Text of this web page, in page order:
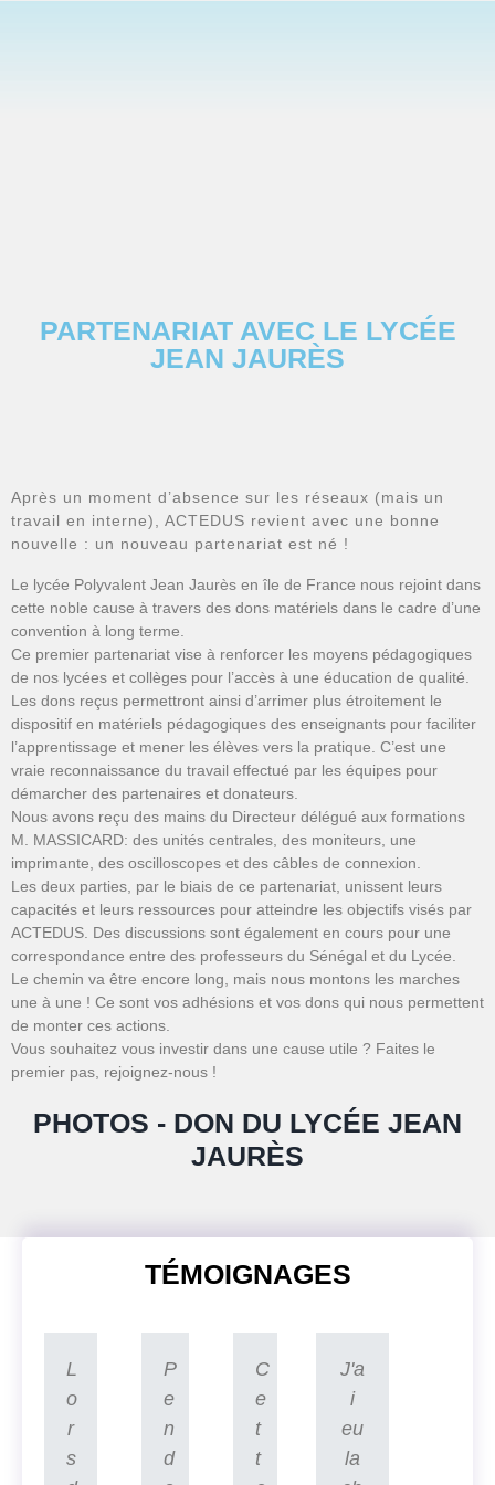
PARTENARIAT AVEC LE LYCÉE
JEAN JAURÈS
Après un moment d’absence sur les réseaux (mais un
travail en interne), ACTEDUS revient avec une bonne
nouvelle : un nouveau partenariat est né !
Le lycée Polyvalent Jean Jaurès en île de France nous rejoint dans
cette noble cause à travers des dons matériels dans le cadre d’une
convention à long terme.
Ce premier partenariat vise à renforcer les moyens pédagogiques
de nos lycées et collèges pour l’accès à une éducation de qualité.
Les dons reçus permettront ainsi d’arrimer plus étroitement le
dispositif en matériels pédagogiques des enseignants pour faciliter
l’apprentissage et mener les élèves vers la pratique. C’est une
vraie reconnaissance du travail effectué par les équipes pour
démarcher des partenaires et donateurs.
Nous avons reçu des mains du Directeur délégué aux formations
M. MASSICARD: des unités centrales, des moniteurs, une
imprimante, des oscilloscopes et des câbles de connexion.
Les deux parties, par le biais de ce partenariat, unissent leurs
capacités et leurs ressources pour atteindre les objectifs visés par
ACTEDUS. Des discussions sont également en cours pour une
correspondance entre des professeurs du Sénégal et du Lycée.
Le chemin va être encore long, mais nous montons les marches
une à une ! Ce sont vos adhésions et vos dons qui nous permettent
de monter ces actions.
Vous souhaitez vous investir dans une cause utile ? Faites le
premier pas, rejoignez-nous !
PHOTOS - DON DU LYCÉE JEAN
JAURÈS
TÉMOIGNAGES
L
o
r
s
P
e
n
d
C
e
t
t
J'a
i
eu
la